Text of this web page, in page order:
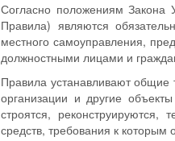
Согласно положениям Закона
Правила) являются
местного самоуправления,
должностными лицами и
Правила устанавливают общие
организации и другие
строятся,
средств, требования к